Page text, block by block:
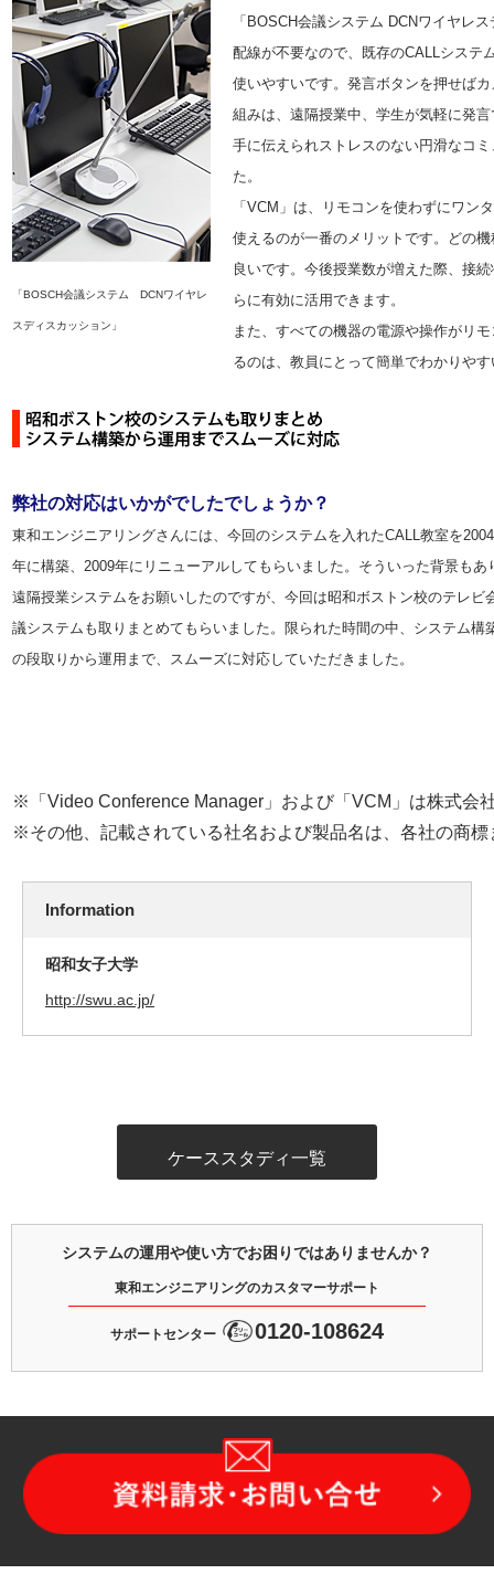
「BOSCH会議システム DCNワイヤレ
スディスカッション」
「BOSCH会議システム DCNワイヤレ
配線が不要なので、既存のCALLシステ
使いやすいです。発言ボタンを押せば
組みは、遠隔授業中、学生が気軽に発
手に伝えられストレスのない円滑なコ
た。
「VCM」 は、リモコンを使わずにワン
使えるのが一番のメリットです。どの
良いです。今後授業数が増えた際、接
らに有効に活用できます。
また、すべての機器の電源や操作がリ
るのは、教員にとって簡単でわかりや
弊社の対応はいかがでしたでしょうか？
東和エンジニアリングさんには、今回のシステムを入れたCALL教室を2004
年に構築、2009年にリニューアルしてもらいました。そういった背景もあ
遠隔授業システムをお願いしたのですが、今回は昭和ボストン校のテレビ
議システムも取りまとめてもらいました。限られた時間の中、システム構
の段取りから運用まで、スムーズに対応していただきました。
※「Video Conference Manager」および「VCM」は株式会
※その他、記載されている社名および製品名は、各社の商
Information
昭和女子大学
http://swu.ac.jp/
ケーススタディ一覧
システムの運用や使い方でお困りではありませんか？
東和エンジニアリングのカスタマーサポート
サポートセンター 0120-108624